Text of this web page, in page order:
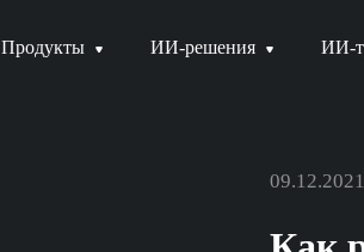
Продукты ИИ-решения ИИ-
09.12.2021